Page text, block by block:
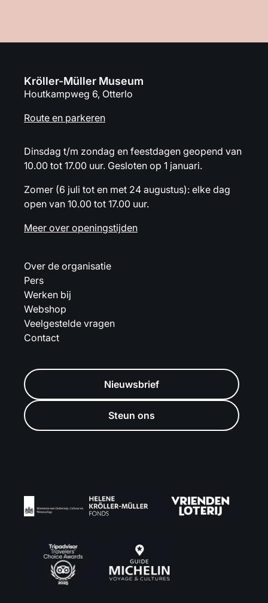
Kröller-Müller Museum
Houtkampweg 6, Otterlo
Route en parkeren
Dinsdag t/m zondag en feestdagen geopend van
10.00 tot 17.00 uur. Gesloten op 1 januari.
Zomer (6 juli tot en met 24 augustus): elke dag
open van 10.00 tot 17.00 uur.
Meer over openingstijden
Over de organisatie
Pers
Werken bij
Webshop
Veelgestelde vragen
Contact
Nieuwsbrief
Steun ons